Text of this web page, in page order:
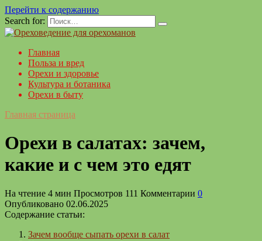
Перейти к содержанию
Search for:
Главная
Польза и вред
Орехи и здоровье
Культура и ботаника
Орехи в быту
Главная страница
Орехи в салатах: зачем,
какие и с чем это едят
На чтение 4 мин Просмотров 111 Комментарии 0
Опубликовано 02.06.2025
Содержание статьи:
Зачем вообще сыпать орехи в салат